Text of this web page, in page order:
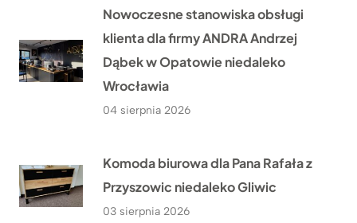
Nowoczesne stanowiska obsługi
klienta dla firmy ANDRA Andrzej
Dąbek w Opatowie niedaleko
Wrocławia
04 sierpnia 2026
Komoda biurowa dla Pana Rafała z
Przyszowic niedaleko Gliwic
03 sierpnia 2026